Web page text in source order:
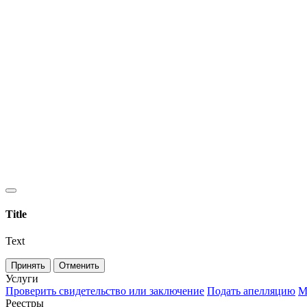
Title
Text
Принять Отменить
Услуги
Проверить свидетельство или заключение Подать апелляцию
Реестры